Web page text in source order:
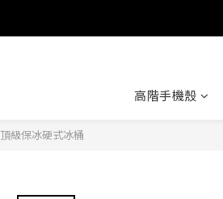
高階手機殼
頂級保冰硬式冰桶